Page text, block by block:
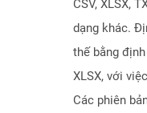
CSV, XLSX,
dạng khác.
thế bằng
XLSX, với
Các phiên